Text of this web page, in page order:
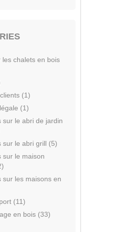
les chalets en bois
(1)
(1)
sur le abri de jardin
sur le abri grill (5)
sur le maison
sur les maisons en
(11)
en bois (33)